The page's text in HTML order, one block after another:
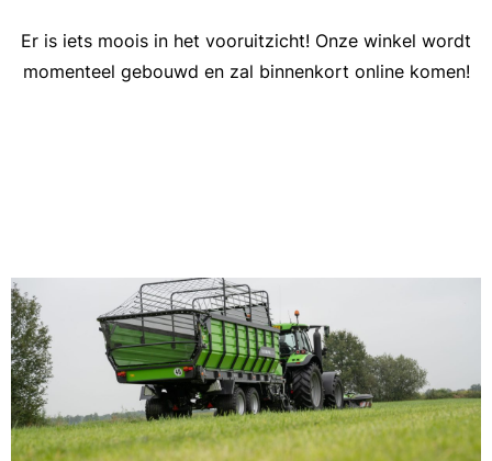
Er is iets moois in het vooruitzicht! Onze winkel wordt
momenteel gebouwd en zal binnenkort online komen!